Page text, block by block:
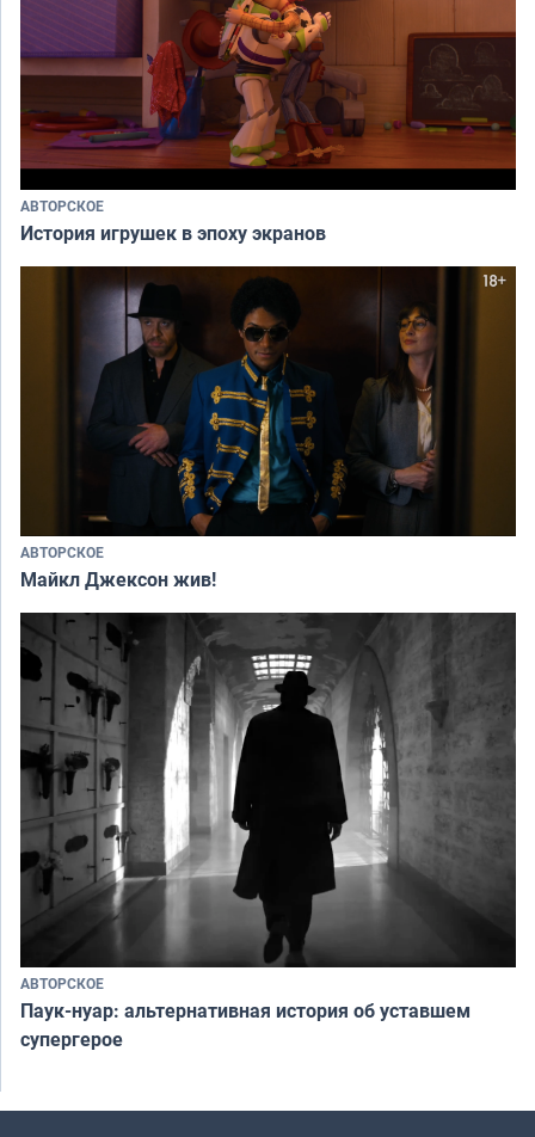
АВТОРСКОЕ
История игрушек в эпоху экранов
АВТОРСКОЕ
Майкл Джексон жив!
АВТОРСКОЕ
Паук-нуар: альтернативная история об уставшем
супергерое